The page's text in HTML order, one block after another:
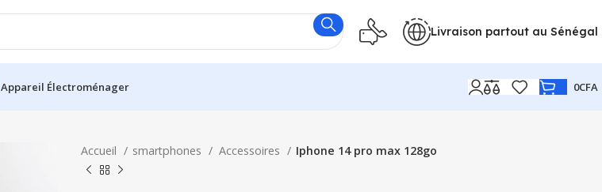
Livraison partout au Sénégal
Appareil Électroménager 0CFA
Accueil smartphones Accessoires Iphone 14 pro max 128go